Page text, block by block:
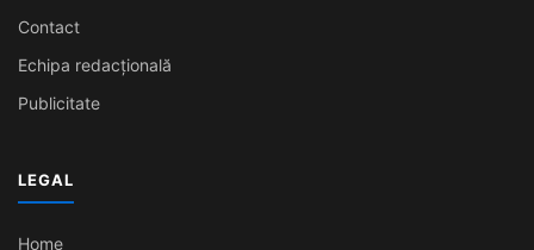
Contact
Echipa redacțională
Publicitate
LEGAL
Home